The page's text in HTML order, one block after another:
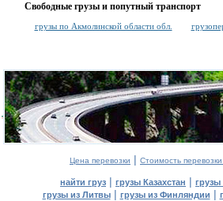
Свободные грузы и попутный транспорт
грузы по Акмолинской области обл.
Цена перевозки | Стоимость
найти груз | грузы Казахстан |
грузы из Литвы| грузы из Финляндии |